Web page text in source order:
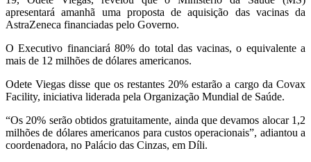
apresentará amanhã uma proposta de aquisição das vacinas da
AstraZeneca financiadas pelo Governo.
O Executivo financiará 80% do total das vacinas, o equivalente a
mais de 12 milhões de dólares americanos.
Odete Viegas disse que os restantes 20% estarão a cargo da Covax
Facility, iniciativa liderada pela Organização Mundial de Saúde.
“Os 20% serão obtidos gratuitamente, ainda que devamos alocar 1,2
milhões de dólares americanos para custos operacionais”, adiantou a
coordenadora, no Palácio das Cinzas, em Díli.